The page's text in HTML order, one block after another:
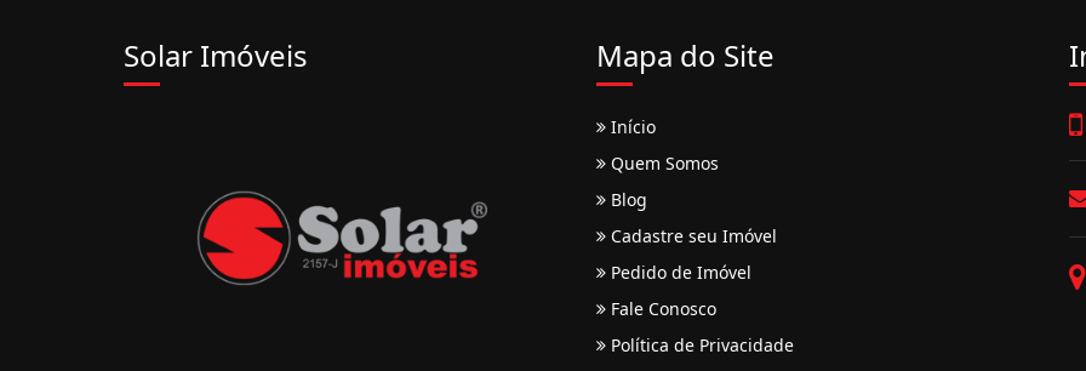
Solar Imóveis Mapa do Site
Início
Quem Somos
Blog
Cadastre seu Imóvel
Pedido de Imóvel
Fale Conosco
Política de Privacidade